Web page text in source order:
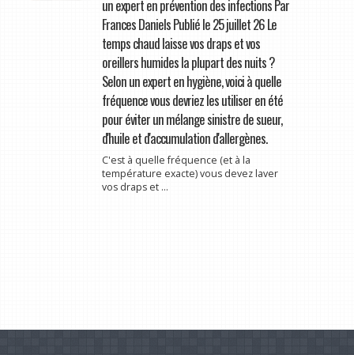
un expert en prévention des infections Par
Frances Daniels Publié le 25 juillet 26 Le
temps chaud laisse vos draps et vos
oreillers humides la plupart des nuits ?
Selon un expert en hygiène, voici à quelle
fréquence vous devriez les utiliser en été
pour éviter un mélange sinistre de sueur,
d'huile et d'accumulation d'allergènes.
C'est à quelle fréquence (et à la
température exacte) vous devez laver
vos draps et ...